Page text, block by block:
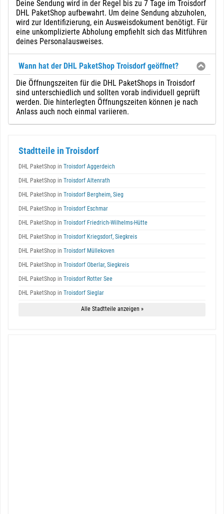
Deine Sendung wird in der Regel bis zu 7 Tage im Troisdorf
DHL PaketShop aufbewahrt. Um deine Sendung abzuholen,
wird zur Identifizierung, ein Ausweisdokument benötigt. Für
eine unkomplizierte Abholung empfiehlt sich das Mitführen
deines Personalausweises.
Wann hat der DHL PaketShop Troisdorf geöffnet?
Die Öffnungszeiten für die DHL PaketShops in Troisdorf
sind unterschiedlich und sollten vorab individuell geprüft
werden. Die hinterlegten Öffnungszeiten können je nach
Anlass auch noch einmal variieren.
Stadtteile in Troisdorf
DHL PaketShop in Troisdorf Aggerdeich
DHL PaketShop in Troisdorf Altenrath
DHL PaketShop in Troisdorf Bergheim, Sieg
DHL PaketShop in Troisdorf Eschmar
DHL PaketShop in Troisdorf Friedrich-Wilhelms-Hütte
DHL PaketShop in Troisdorf Kriegsdorf, Siegkreis
DHL PaketShop in Troisdorf Müllekoven
DHL PaketShop in Troisdorf Oberlar, Siegkreis
DHL PaketShop in Troisdorf Rotter See
DHL PaketShop in Troisdorf Sieglar
Alle Stadtteile anzeigen »